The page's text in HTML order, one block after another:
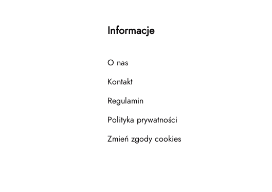
Informacje
O nas
Kontakt
Regulamin
Polityka prywatności
Zmień zgody cookies